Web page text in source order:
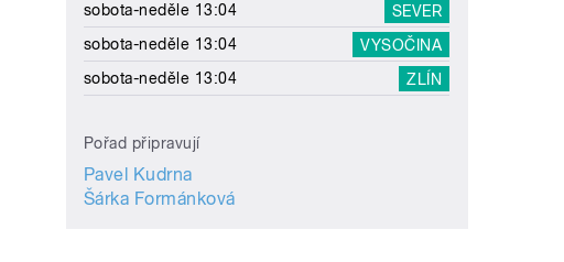
sobota-neděle 13:04
SEVER
sobota-neděle 13:04
VYSOČINA
sobota-neděle 13:04
ZLÍN
Pořad připravují
Pavel Kudrna
Šárka Formánková